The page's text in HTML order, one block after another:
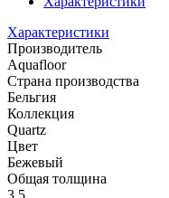
Характеристики
Производитель
Aquafloor
Страна производства
Бельгия
Коллекция
Quartz
Цвет
Бежевый
Общая толщина
3.5